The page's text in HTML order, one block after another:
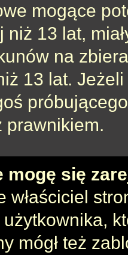
mogące
niż 13 lat,
na
13 lat.
prawnikiem.
mogę się
właściciel
użytkownika,
mógł też